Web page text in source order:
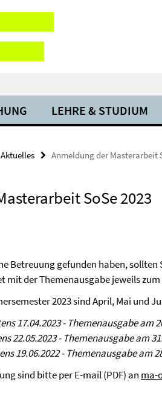
LEHRE & STUDIUM
Aktuelles Anmeldung der Masterarbeit
SoSe 2023
Betreuung gefunden haben,
mit der Themenausgabe jeweils
2023 sind April, Mai und
17.04.2023 - Themenausgabe am
22.05.2023 - Themenausgabe am
19.06.2022 - Themenausgabe am
sind bitte per E-mail (PDF) an ma-